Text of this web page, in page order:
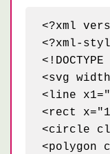
<?xml
<?xml-
<svg
<line
<rect
<circle
<polygon